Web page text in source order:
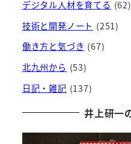
デジタル人材を育てる (62)
技術と開発ノート (251)
働き方と気づき (67)
北九州から (53)
日記・雑記 (137)
井上研一